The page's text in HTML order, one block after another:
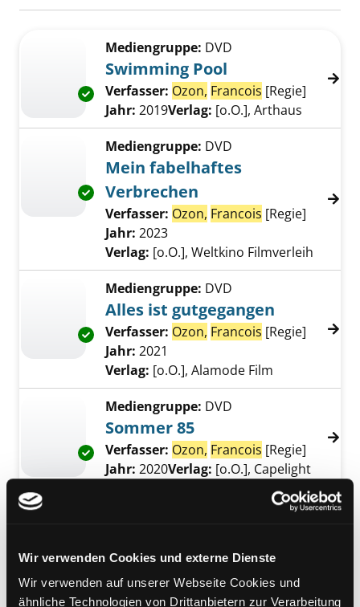
Wir verwenden Cookies und externe Dienste
Wir verwenden auf unserer Webseite Cookies und
ähnliche Technologien von Drittanbietern zur Verarbeitung
Zu den Suchfiltern springen
Exemplar-Details von Swimming Pool
Mediengruppe: DVD
Swimming Pool
Verfasser: Ozon, Francois [Regie]
Jahr: 2019Verlag: [o.O.], Arthaus
Exemplar-Details von Mein fabelhaftes
Mediengruppe: DVD
Mein fabelhaftes
Verbrechen
Verfasser: Ozon, Francois [Regie]
Jahr: 2023
Verlag: [o.O.], Weltkino Filmverleih
Exemplar-Details von Alles ist gutgegangen
Mediengruppe: DVD
Alles ist gutgegangen
Verfasser: Ozon, Francois [Regie] Suche
Jahr: 2021
Verlag: [o.O.], Alamode Film
Exemplar-Details von Sommer 85 anzeigen
Mediengruppe: DVD
Sommer 85
Verfasser: Ozon, Francois [Regie]
Jahr: 2020Verlag: [o.O.], Capelight
Exemplar-Details von Gelobt sei Gott
Jahr:2018
Verlag:[o.O.], Pandora Film